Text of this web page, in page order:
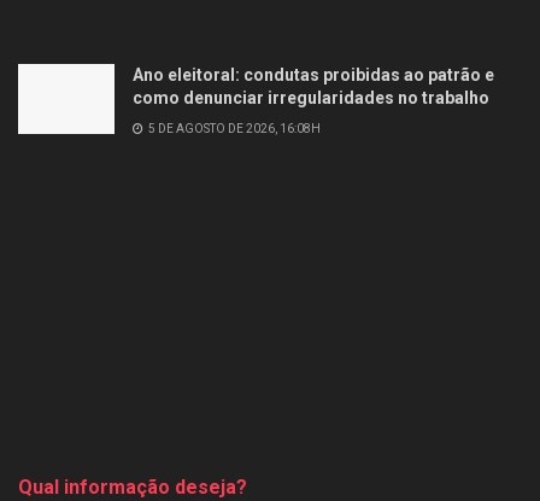
Ano eleitoral: condutas proibidas ao patrão e
como denunciar irregularidades no trabalho
5 DE AGOSTO DE 2026, 16:08H
Qual informação deseja?